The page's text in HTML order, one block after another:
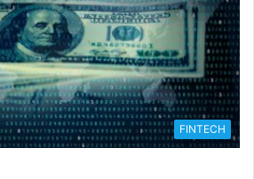
FINTECH